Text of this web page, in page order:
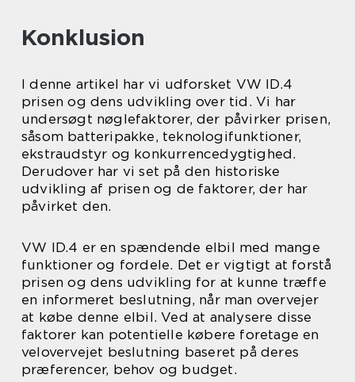
Konklusion
I denne artikel har vi udforsket VW ID.4
prisen og dens udvikling over tid. Vi har
undersøgt nøglefaktorer, der påvirker prisen,
såsom batteripakke, teknologifunktioner,
ekstraudstyr og konkurrencedygtighed.
Derudover har vi set på den historiske
udvikling af prisen og de faktorer, der har
påvirket den.
VW ID.4 er en spændende elbil med mange
funktioner og fordele. Det er vigtigt at forstå
prisen og dens udvikling for at kunne træffe
en informeret beslutning, når man overvejer
at købe denne elbil. Ved at analysere disse
faktorer kan potentielle købere foretage en
velovervejet beslutning baseret på deres
præferencer, behov og budget.